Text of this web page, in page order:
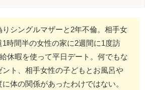
りシングルマザーと2年不倫。相手女
時間半の女性の家に2週間に1度訪
休暇を使って平日デート。何でもな
ト、相手女性の子どもとお風呂や
体の関係があったわけではない。